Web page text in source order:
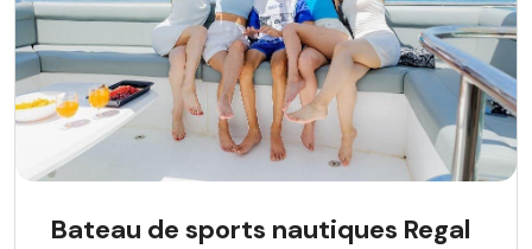
Bateau de sports nautiques Regal